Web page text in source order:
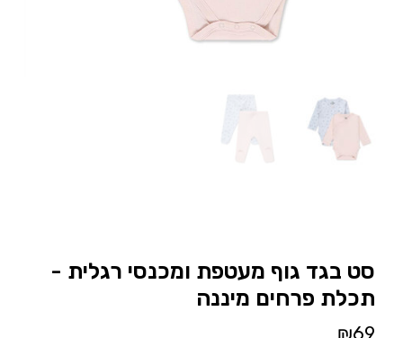
סט בגד גוף מעטפת ומכנסי רגלית -
תכלת פרחים מיננה
₪69